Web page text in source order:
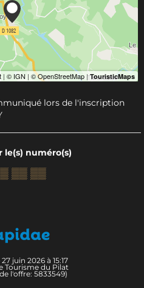
lors de l'inscription
numéro(s)
▒▒ ▒▒
juin 2026 à 15:17
Tourisme du Pilat
l'offre: 5833549)